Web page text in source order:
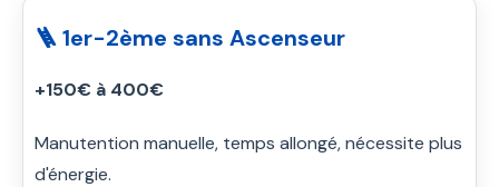
🪜 1er-2ème sans Ascenseur
+150€ à 400€
Manutention manuelle, temps allongé, nécessite plus
d'énergie.